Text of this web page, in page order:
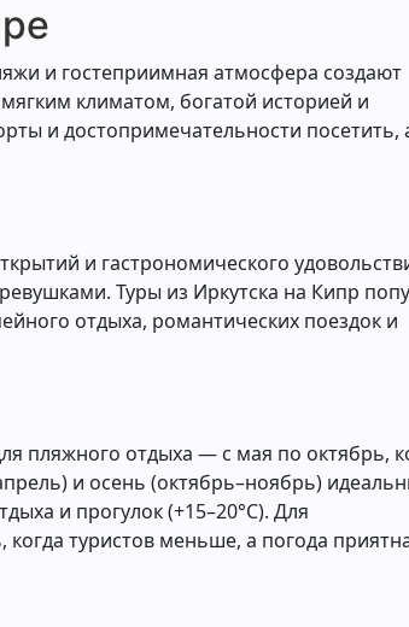
и гостеприимная атмосфера создают
климатом, богатой историей и
и достопримечательности посетить,
и гастрономического
Туры из Иркутска на Кипр
отдыха, романтических поездок и
пляжного отдыха — с мая по октябрь,
и осень (октябрь–ноябрь)
и прогулок (+15–20°C). Для
туристов меньше, а погода